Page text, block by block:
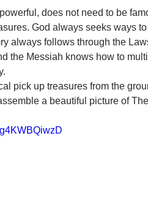
does not need to be
God always seeks ways
always follows through the
the Messiah knows how to
pick up treasures from the
a beautiful picture of